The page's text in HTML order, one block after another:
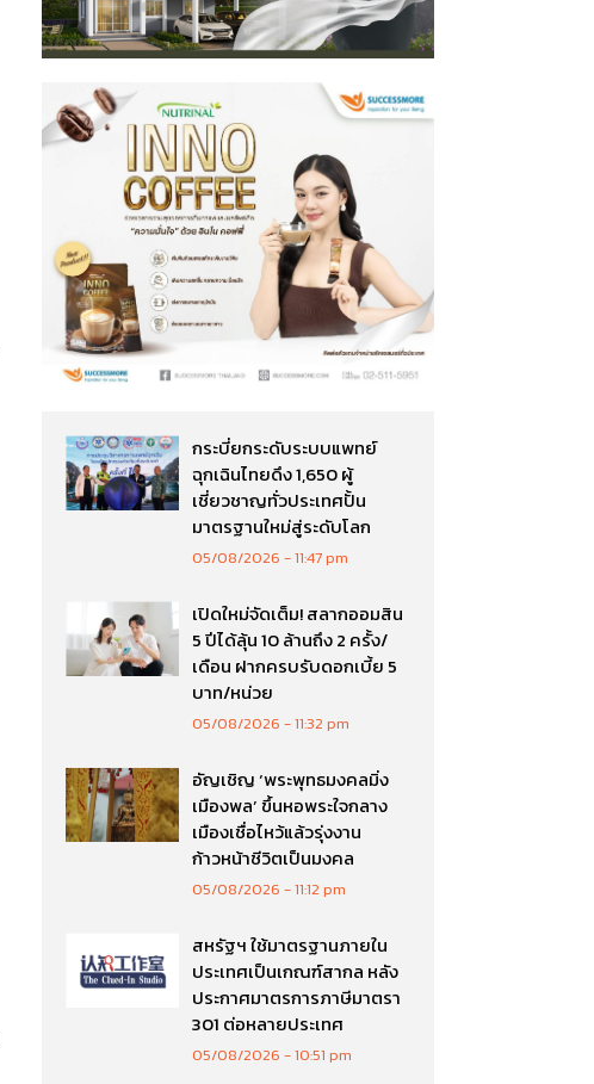
กระบี่ยกระดับระบบแพทย์
ฉุกเฉินไทยดึง 1,650 ผู้
เชี่ยวชาญทั่วประเทศปั้น
มาตรฐานใหม่สู่ระดับโลก
05/08/2026 11:47 pm
เปิดใหม่จัดเต็ม! สลากออมสิน
5 ปีได้ลุ้น 10 ล้านถึง 2 ครั้ง/
เดือน ฝากครบรับดอกเบี้ย 5
บาท/หน่วย
05/08/2026 11:32 pm
อัญเชิญ ‘พระพุทธมงคลมิ่ง
เมืองพล’ ขึ้นหอพระใจกลาง
เมืองเชื่อไหว้แล้วรุ่งงาน
ก้าวหน้าชีวิตเป็นมงคล
05/08/2026 11:12 pm
สหรัฐฯ ใช้มาตรฐานภายใน
ประเทศเป็นเกณฑ์สากล หลัง
ประกาศมาตรการภาษีมาตรา
301 ต่อหลายประเทศ
05/08/2026 10:51 pm